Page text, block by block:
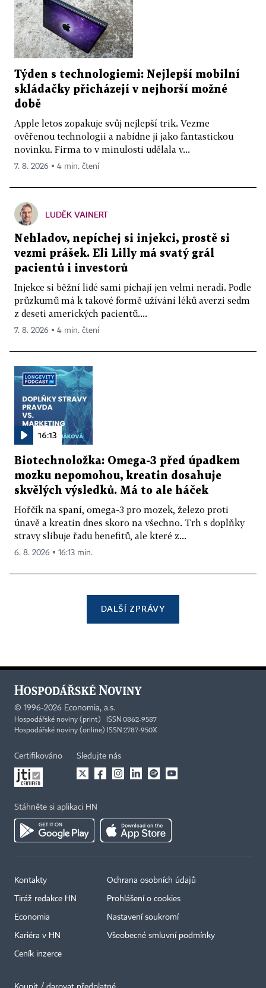
Týden s technologiemi: Nejlepší mobilní
skládačky přicházejí v nejhorší možné
době
Apple letos zopakuje svůj nejlepší trik. Vezme
ověřenou technologii a nabídne ji jako fantastickou
novinku. Firma to v minulosti udělala v...
7. 8. 2026 ▪ 4 min. čtení
LUDĚK VAINERT
Nehladov, nepíchej si injekci, prostě si
vezmi prášek. Eli Lilly má svatý grál
pacientů i investorů
Injekce si běžní lidé sami píchají jen velmi neradi. Podle
průzkumů má k takové formě užívání léků averzi sedm
z deseti amerických pacientů....
7. 8. 2026 ▪ 4 min. čtení
16:13
Biotechnoložka: Omega-3 před úpadkem
mozku nepomohou, kreatin dosahuje
skvělých výsledků. Má to ale háček
Hořčík na spaní, omega-3 pro mozek, železo proti
únavě a kreatin dnes skoro na všechno. Trh s doplňky
stravy slibuje řadu benefitů, ale které z...
6. 8. 2026 ▪ 16:13 min.
DALŠÍ ZPRÁVY
© 1996-2026 Economia, a.s.
Hospodářské noviny (print) ISSN 0862-9587
Hospodářské noviny (online) ISSN 2787-950X
Certifikováno Sledujte nás
Stáhněte si aplikaci HN
Kontakty
Tiráž redakce HN
Economia
Kariéra v HN
Ceník inzerce
Ochrana osobních údajů
Prohlášení o cookies
Nastavení soukromí
Všeobecné smluvní podmínky